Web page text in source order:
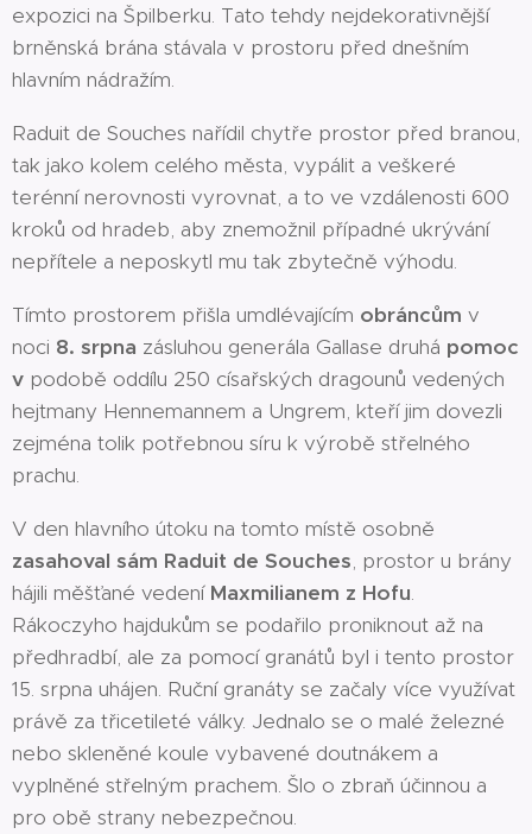
expozici na Špilberku. Tato tehdy nejdekorativnější
brněnská brána stávala v prostoru před dnešním
hlavním nádražím.
Raduit de Souches nařídil chytře prostor před branou,
tak jako kolem celého města, vypálit a veškeré
terénní nerovnosti vyrovnat, a to ve vzdálenosti 600
kroků od hradeb, aby znemožnil případné ukrývání
nepřítele a neposkytl mu tak zbytečně výhodu.
Tímto prostorem přišla umdlévajícím obráncům v
noci 8. srpna zásluhou generála Gallase druhá pomoc
v podobě oddílu 250 císařských dragounů vedených
hejtmany Hennemannem a Ungrem, kteří jim dovezli
zejména tolik potřebnou síru k výrobě střelného
prachu.
V den hlavního útoku na tomto místě osobně
zasahoval sám Raduit de Souches, prostor u brány
hájili měšťané vedení Maxmilianem z Hofu.
Rákoczyho hajdukům se podařilo proniknout až na
předhradbí, ale za pomocí granátů byl i tento prostor
15. srpna uhájen. Ruční granáty se začaly více využívat
právě za třicetileté války. Jednalo se o malé železné
nebo skleněné koule vybavené doutnákem a
vyplněné střelným prachem. Šlo o zbraň účinnou a
pro obě strany nebezpečnou.